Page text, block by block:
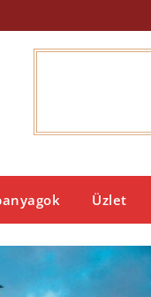
Üzlet